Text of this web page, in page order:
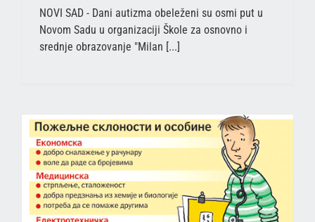
NOVI SAD - Dani autizma obeleženi su osmi put u
Novom Sadu u organizaciji Škole za osnovno i
srednje obrazovanje "Milan [...]